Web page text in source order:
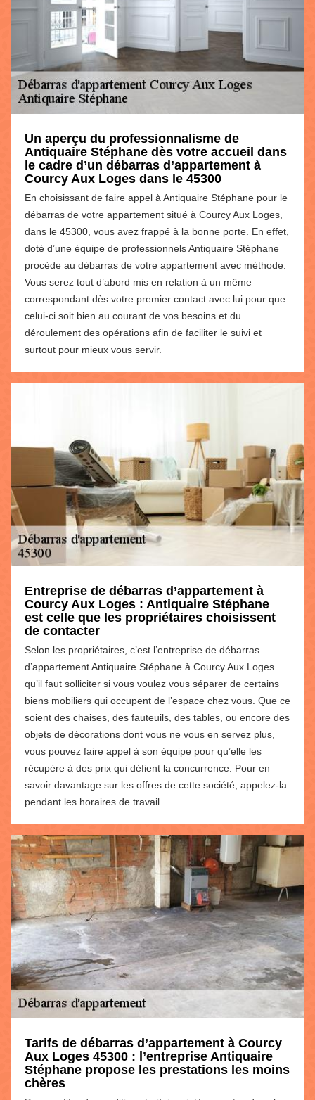
Un aperçu du professionnalisme de
Antiquaire Stéphane dès votre accueil dans
le cadre d’un débarras d’appartement à
Courcy Aux Loges dans le 45300
En choisissant de faire appel à Antiquaire Stéphane pour le
débarras de votre appartement situé à Courcy Aux Loges,
dans le 45300, vous avez frappé à la bonne porte. En effet,
doté d’une équipe de professionnels Antiquaire Stéphane
procède au débarras de votre appartement avec méthode.
Vous serez tout d’abord mis en relation à un même
correspondant dès votre premier contact avec lui pour que
celui-ci soit bien au courant de vos besoins et du
déroulement des opérations afin de faciliter le suivi et
surtout pour mieux vous servir.
Entreprise de débarras d’appartement à
Courcy Aux Loges : Antiquaire Stéphane
est celle que les propriétaires choisissent
de contacter
Selon les propriétaires, c’est l’entreprise de débarras
d’appartement Antiquaire Stéphane à Courcy Aux Loges
qu’il faut solliciter si vous voulez vous séparer de certains
biens mobiliers qui occupent de l’espace chez vous. Que ce
soient des chaises, des fauteuils, des tables, ou encore des
objets de décorations dont vous ne vous en servez plus,
vous pouvez faire appel à son équipe pour qu’elle les
récupère à des prix qui défient la concurrence. Pour en
savoir davantage sur les offres de cette société, appelez-la
pendant les horaires de travail.
Tarifs de débarras d’appartement à Courcy
Aux Loges 45300 : l’entreprise Antiquaire
Stéphane propose les prestations les moins
chères